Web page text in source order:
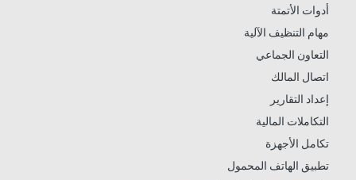
أدوات الأتمتة
مهام التنظيف الآلية
التعاون الجماعي
اتصال المالك
إعداد التقارير
التكاملات المالية
تكامل الأجهزة
تطبيق الهاتف المحمول